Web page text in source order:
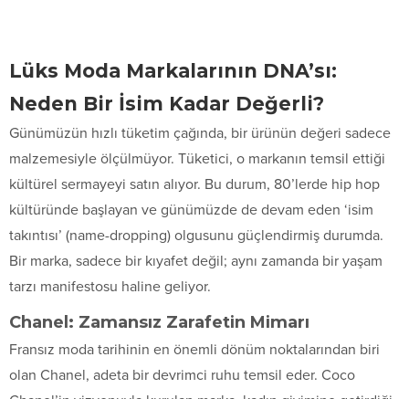
Lüks Moda Markalarının DNA’sı:
Neden Bir İsim Kadar Değerli?
Günümüzün hızlı tüketim çağında, bir ürünün değeri sadece
malzemesiyle ölçülmüyor. Tüketici, o markanın temsil ettiği
kültürel sermayeyi satın alıyor. Bu durum, 80’lerde hip hop
kültüründe başlayan ve günümüzde de devam eden ‘isim
takıntısı’ (name-dropping) olgusunu güçlendirmiş durumda.
Bir marka, sadece bir kıyafet değil; aynı zamanda bir yaşam
tarzı manifestosu haline geliyor.
Chanel: Zamansız Zarafetin Mimarı
Fransız moda tarihinin en önemli dönüm noktalarından biri
olan Chanel, adeta bir devrimci ruhu temsil eder. Coco